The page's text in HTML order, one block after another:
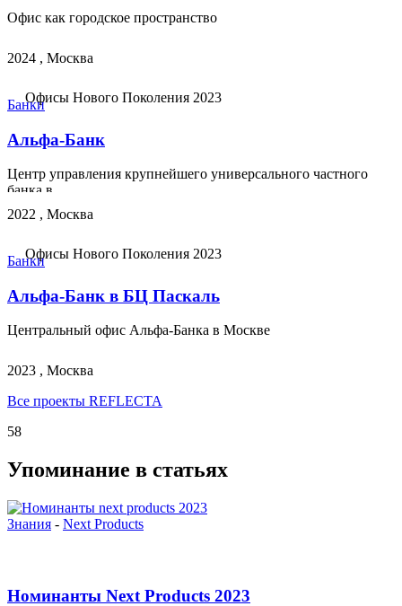
Офис как городское пространство
2024 , Москва
Офисы Нового Поколения 2023
Банки
Альфа-Банк
Центр управления крупнейшего универсального частного
банка в...
2022 , Москва
Офисы Нового Поколения 2023
Банки
Альфа-Банк в БЦ Паскаль
Центральный офис Альфа-Банка в Москве
2023 , Москва
Все проекты REFLECTA
58
Упоминание в статьях
Знания - Next Products
Номинанты Next Products 2023